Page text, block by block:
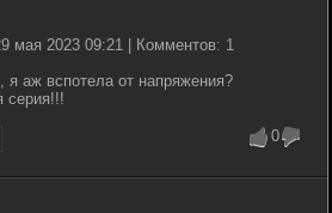
мая 2023 09:21 | Комментов: 1
я аж вспотела от напряжения?
серия!!!
0